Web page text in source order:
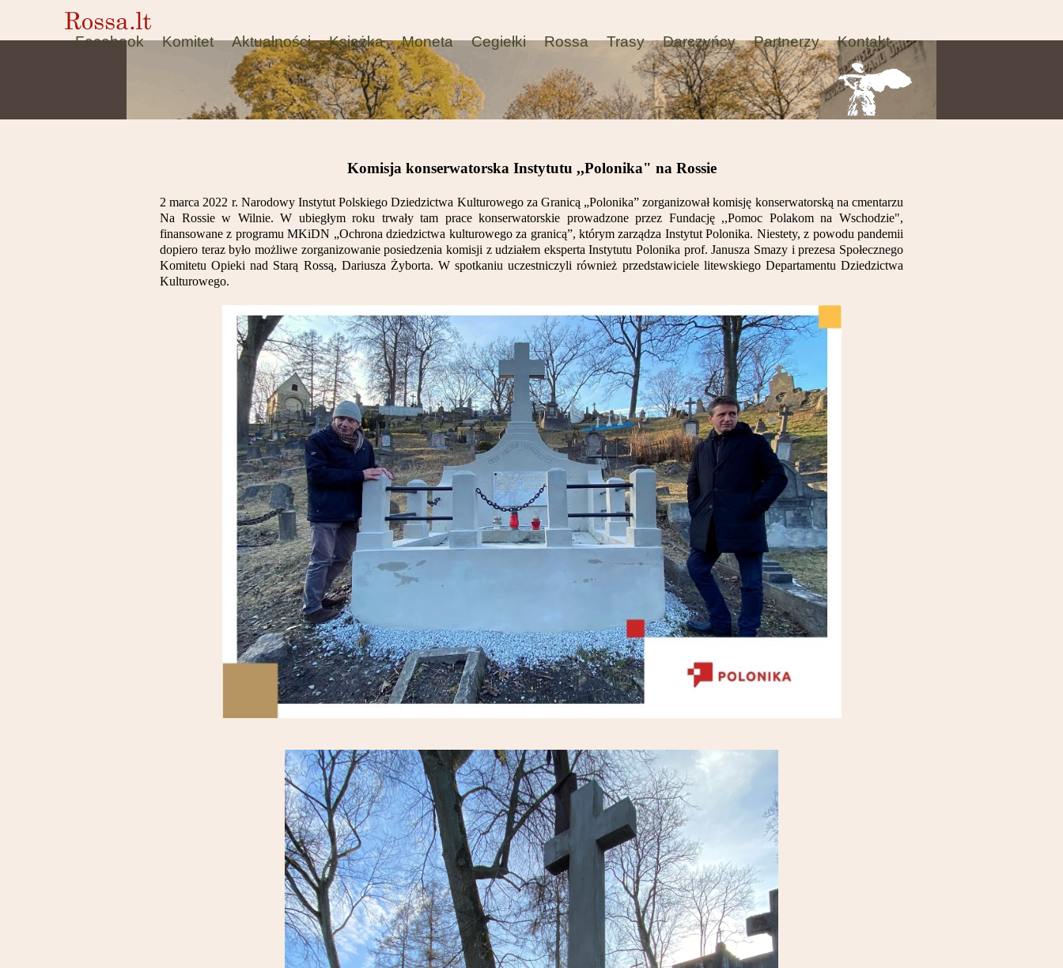
Facebook Komitet Aktualności Książka Moneta Cegiełki Rossa Trasy Darczyńcy Partnerzy Kontakt
Komisja konserwatorska Instytutu ,,Polonika" na Rossie
2 marca 2022 r. Narodowy Instytut Polskiego Dziedzictwa Kulturowego za Granicą „Polonika” zorganizował komisję konserwatorską na cmentarzu
Na Rossie w Wilnie. W ubiegłym roku trwały tam prace konserwatorskie prowadzone przez Fundację ,,Pomoc Polakom na Wschodzie",
finansowane z programu MKiDN „Ochrona dziedzictwa kulturowego za granicą”, którym zarządza Instytut Polonika. Niestety, z powodu pandemii
dopiero teraz było możliwe zorganizowanie posiedzenia komisji z udziałem eksperta Instytutu Polonika prof. Janusza Smazy i prezesa Społecznego
Komitetu Opieki nad Starą Rossą, Dariusza Żyborta. W spotkaniu uczestniczyli również przedstawiciele litewskiego Departamentu Dziedzictwa
Kulturowego.